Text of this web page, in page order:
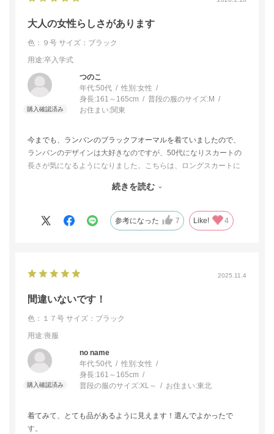
大人の女性らしさがあります
色：９号 サイズ：ブラック
用途:卒入学式
つのこ
年代:50代 性別:女性
身長:161～165cm 普段の服のサイズ:M
お住まい:関東
今までも、ランバンのブラックフオーマルを着ていましたので、
ランバンのデザインは大好きなのですが、50代になりスカートの
長さが気になるようになりました。こちらは、ロングスカートに
カルな大人の雰囲気になります。お値段通りの価値があると思い
続きを読む
参考になった 7 Like! 4
2025.11.4
間違いないです！
色：１７号 サイズ：ブラック
用途:喪服
no name
年代:50代 性別:女性
身長:161～165cm
普段の服のサイズ:XL～ お住まい:東北
着てみて、とても品があるように見えます！選んでよかったで
す。